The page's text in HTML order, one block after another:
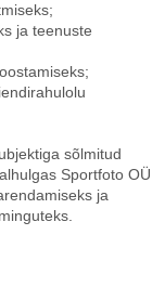
ja teenuste
sõlmitud
Sportfoto OÜ
ja